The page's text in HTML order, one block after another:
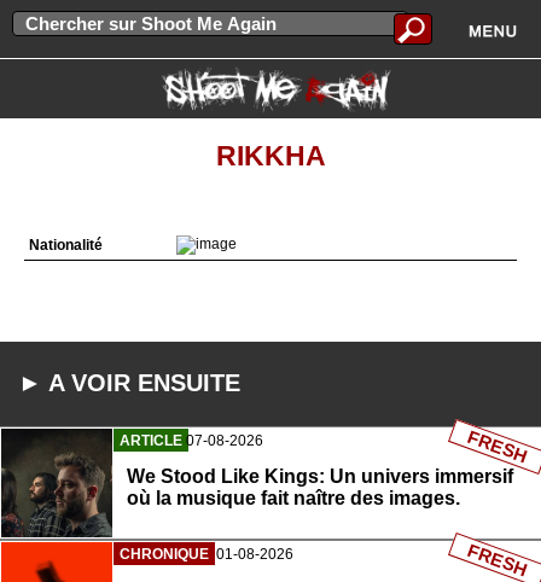
RIKKHA
Nationalité
► A VOIR ENSUITE
ARTICLE 07-08-2026
We Stood Like Kings: Un univers immersif
où la musique fait naître des images.
FRESH
CHRONIQUE 01-08-2026 FRESH